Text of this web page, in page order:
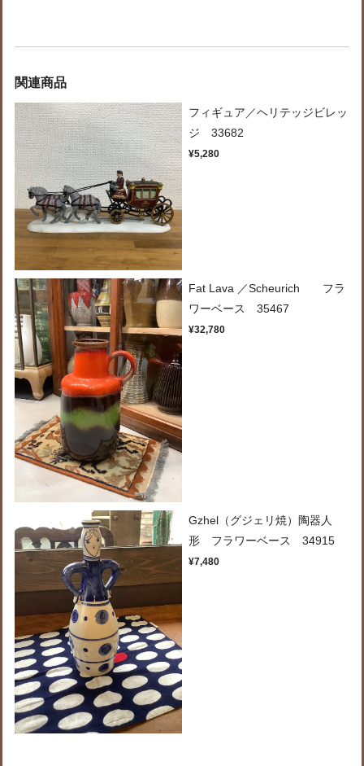
関連商品
フィギュア／ヘリテッジビレッ
ジ 33682
¥5,280
Fat Lava ／Scheurich フラ
ワーベース 35467
¥32,780
Gzhel（グジェリ焼）陶器人
形 フラワーベース 34915
¥7,480